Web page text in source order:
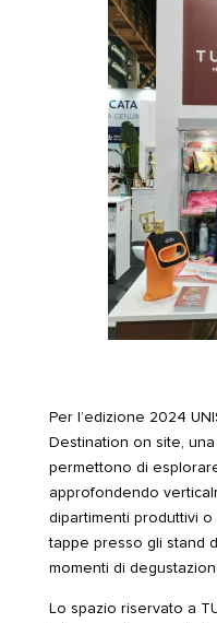
Per l’edizione 2024
Destination on site,
permettono di
approfondendo
dipartimenti produttivi
tappe presso gli stand
momenti di
Lo spazio riservato a